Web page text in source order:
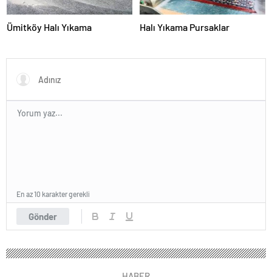
Ümitköy Halı Yıkama Halı Yıkama Pursaklar
Gönder
En az 10 karakter gerekli